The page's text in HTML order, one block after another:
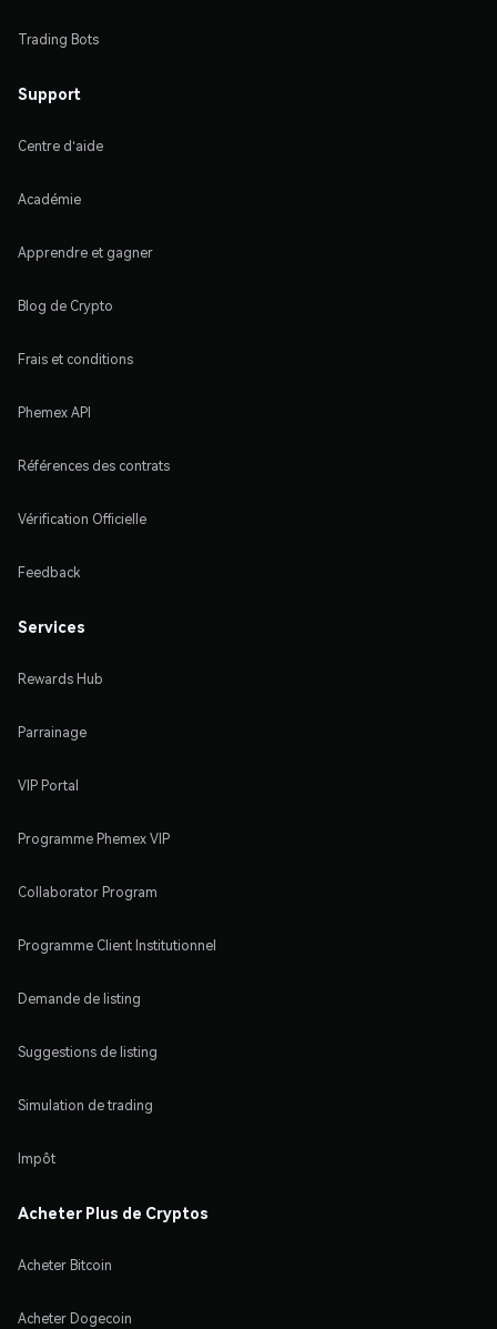
Trading Bots
Support
Centre d'aide
Académie
Apprendre et gagner
Blog de Crypto
Frais et conditions
Phemex API
Références des contrats
Vérification Officielle
Feedback
Services
Rewards Hub
Parrainage
VIP Portal
Programme Phemex VIP
Collaborator Program
Programme Client Institutionnel
Demande de listing
Suggestions de listing
Simulation de trading
Impôt
Acheter Plus de Cryptos
Acheter Bitcoin
Acheter Dogecoin